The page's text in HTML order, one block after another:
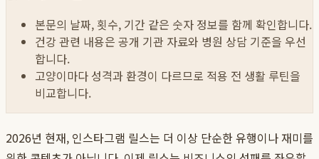
본문의 날짜, 횟수, 기간 같은 숫자 정보를 함께 확인합니다.
건강 관련 내용은 공개 기관 자료와 병원 상담 기준을 우선
합니다.
고양이마다 성격과 환경이 다르므로 적용 전 생활 루틴을
비교합니다.
2026년 현재, 인스타그램 릴스는 더 이상 단순한 유행이나 재미를